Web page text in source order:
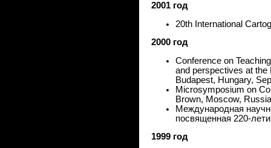
2001 год
20th International
2000 год
Conference on
and perspectives at the
Budapest, Hungary,
Microsymposium on
Brown, Moscow,
Международная
посвященная 220-
1999 год